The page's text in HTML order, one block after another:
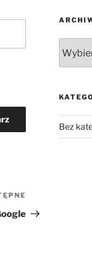
wpis
Bez